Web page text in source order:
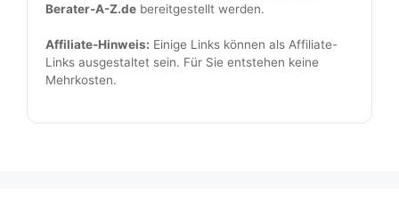
Berater-A-Z.de bereitgestellt werden.
Affiliate-Hinweis: Einige Links können als Affiliate-
Links ausgestaltet sein. Für Sie entstehen keine
Mehrkosten.